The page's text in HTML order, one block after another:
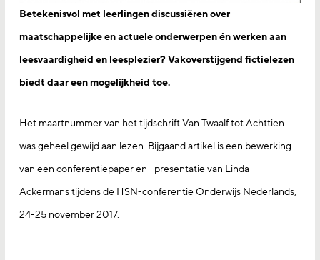
Betekenisvol met leerlingen discussiëren over
maatschappelijke en actuele onderwerpen én werken aan
leesvaardigheid en leesplezier? Vakoverstijgend fictielezen
biedt daar een mogelijkheid toe.
Het maartnummer van het tijdschrift Van Twaalf tot Achttien
was geheel gewijd aan lezen. Bijgaand artikel is een bewerking
van een conferentiepaper en –presentatie van Linda
Ackermans tijdens de HSN-conferentie Onderwijs Nederlands,
24-25 november 2017.